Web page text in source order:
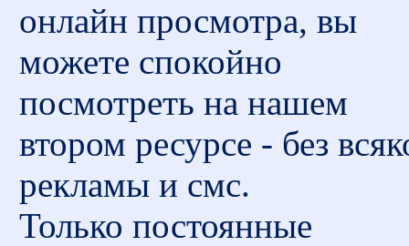
онлайн просмотра, вы
можете спокойно
посмотреть на нашем
втором ресурсе - без
рекламы и смс.
Только постоянные